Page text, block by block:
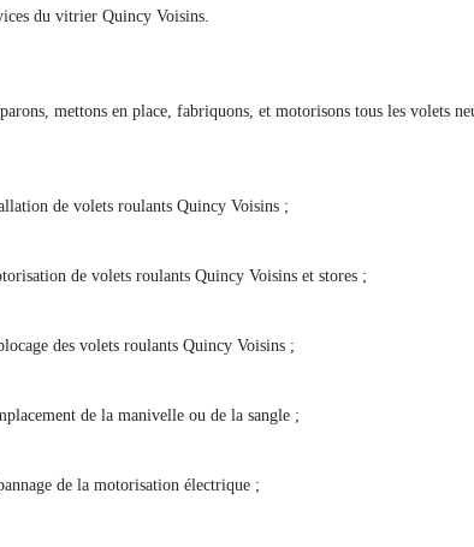
du vitrier Quincy Voisins.
mettons en place, fabriquons, et motorisons tous les volets
de volets roulants Quincy Voisins ;
de volets roulants Quincy Voisins et stores ;
des volets roulants Quincy Voisins ;
de la manivelle ou de la sangle ;
de la motorisation électrique ;